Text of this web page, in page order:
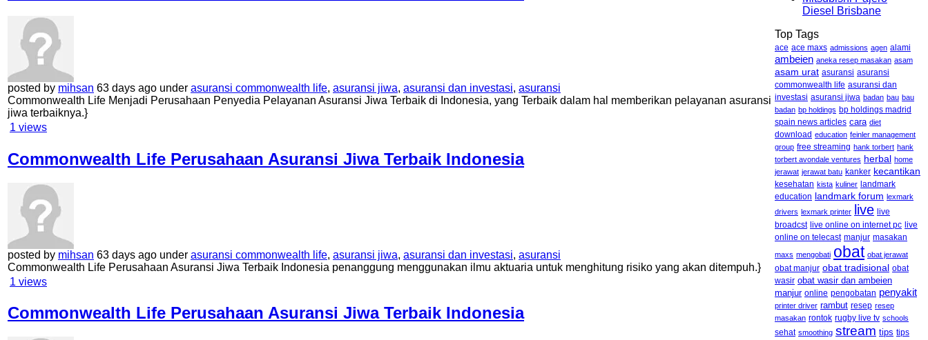
posted by mihsan 63 days ago under asuransi commonwealth life, asuransi jiwa, asuransi dan investasi, asuransi
Commonwealth Life Menjadi Perusahaan Penyedia Pelayanan Asuransi Jiwa Terbaik di Indonesia, yang Terbaik dalam hal memberikan pelayanan asuransi
jiwa terbaiknya.}
1 views
Commonwealth Life Perusahaan Asuransi Jiwa Terbaik Indonesia
posted by mihsan 63 days ago under asuransi commonwealth life, asuransi jiwa, asuransi dan investasi, asuransi
Commonwealth Life Perusahaan Asuransi Jiwa Terbaik Indonesia penanggung menggunakan ilmu aktuaria untuk menghitung risiko yang akan ditempuh.}
1 views
Commonwealth Life Perusahaan Asuransi Jiwa Terbaik Indonesia
Diesel Brisbane
Top Tags
ace ace maxs admissions agen alami
ambeien aneka resep masakan asam
asam urat asuransi asuransi
commonwealth life asuransi dan
investasi asuransi jiwa badan bau bau
badan bp holdings bp holdings madrid
spain news articles cara diet
download education feinler management
group free streaming hank torbert hank
torbert avondale ventures herbal home
jerawat jerawat batu kanker kecantikan
kesehatan kista kuliner landmark
education landmark forum lexmark
drivers lexmark printer live live
broadcst live online on internet pc live
online on telecast manjur masakan
maxs mengobati obat obat jerawat
obat manjur obat tradisional obat
wasir obat wasir dan ambeien
manjur online pengobatan penyakit
printer driver rambut resep resep
masakan rontok rugby live tv schools
sehat smoothing stream tips tips